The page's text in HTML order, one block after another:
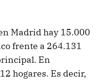
Madrid hay 15.000
frente a 264.131
En
hogares. Es decir,